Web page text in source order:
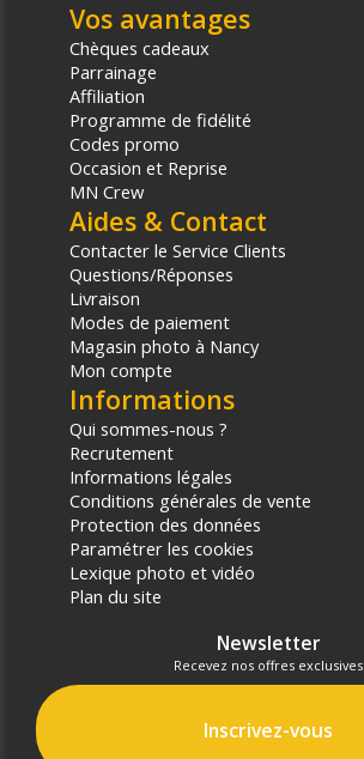
Vos avantages
Chèques cadeaux
Parrainage
Affiliation
Programme de fidélité
Codes promo
Occasion et Reprise
MN Crew
Aides & Contact
Contacter le Service Clients
Questions/Réponses
Livraison
Modes de paiement
Magasin photo à Nancy
Mon compte
Informations
Qui sommes-nous ?
Recrutement
Informations légales
Conditions générales de vente
Protection des données
Paramétrer les cookies
Lexique photo et vidéo
Plan du site
Newsletter
Recevez nos offres exclusives
Inscrivez-vous